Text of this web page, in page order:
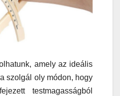
amely az ideális
szolgál oly módon, hogy
testmagasságból